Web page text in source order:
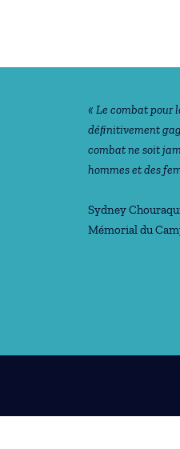
Notre
« Le combat pour
déﬁnitivement
combat ne soit
hommes et des
Sydney
Mémorial du